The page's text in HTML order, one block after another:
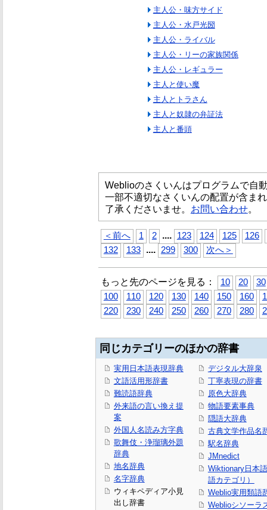
主人公・味方サイド
主人公・水戸光圀
主人公・ライバル
主人公・リーの家族関係
主人公・レギュラー
主人と使い魔
主人とトラさん
主人と奴隷の弁証法
主人と番頭
Weblioのさくいんはプログラムで自
一部不適切なさくいんの配置が含ま
了承くださいませ。 お問い合わせ。
＜前へ 1 2 .... 123 124 125
126
132
133 .... 299 300 次へ＞
もっと先のページを見る： 10 20
30
100
110 120 130 140 150 160
220
230 240 250 260 270 280
同じカテゴリーのほかの辞書
実用日本語表現辞典
文語活用形辞書
難読語辞典
外来語の言い換え提
案
外国人名読み方字典
歌舞伎・浄瑠璃外題
辞典
地名辞典
名字辞典
ウィキペディア小見
出し辞書
デジタル大辞泉
丁寧表現の辞書
原色大辞典
物語要素事典
隠語大辞典
古典文学作品名
駅名辞典
JMnedict
Wiktionary日本
語カテゴリ）
Weblio実用類語
Weblioシソーラ